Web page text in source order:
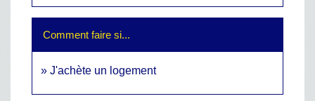
Comment faire si...
J'achète un logement